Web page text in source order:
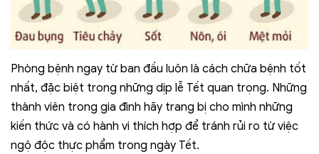
Phòng bệnh ngay từ ban đầu luôn là cách chữa bệnh tốt
nhất, đặc biệt trong những dịp lễ Tết quan trọng. Những
thành viên trong gia đình hãy trang bị cho mình những
kiến thức và có hành vi thích hợp để tránh rủi ro từ việc
ngộ độc thực phẩm trong ngày Tết.